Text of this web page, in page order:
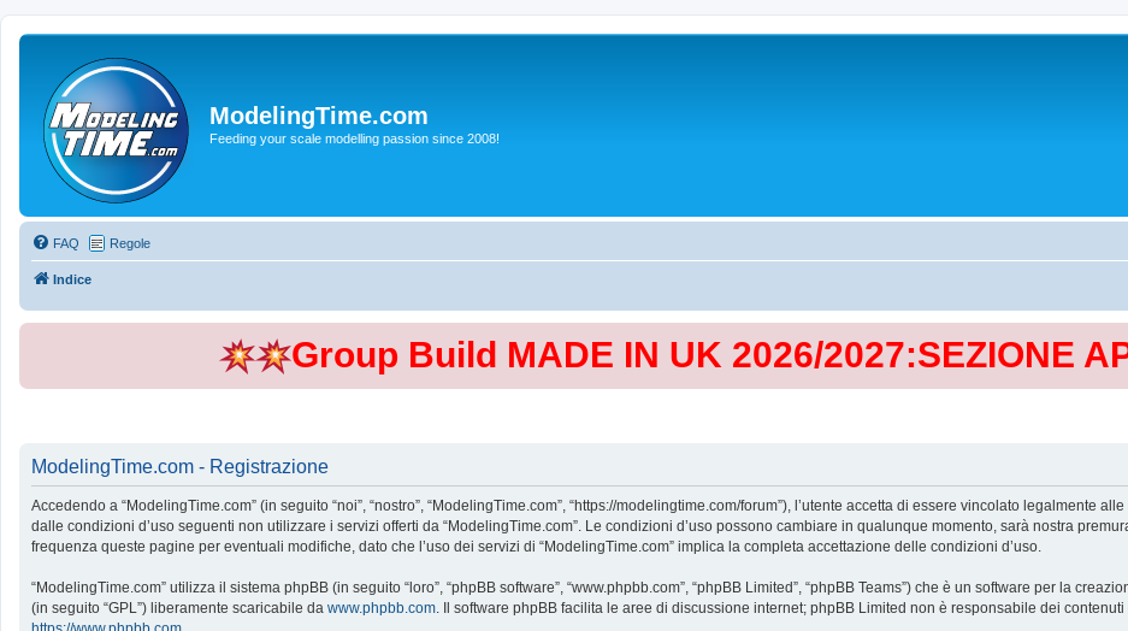
ModelingTime.com
Feeding your scale modelling passion since 2008!
FAQ Regole
Indice
Group Build MADE IN UK 2026/2027:SEZIONE
ModelingTime.com - Registrazione
Accedendo a “ModelingTime.com” (in seguito “noi”, “nostro”, “ModelingTime.com”, “https://modelingtime.com/forum”), l’utente accetta di essere vincolato legalmente
dalle condizioni d’uso seguenti non utilizzare i servizi offerti da “ModelingTime.com”. Le condizioni d’uso possono cambiare in qualunque momento, sarà nostra
frequenza queste pagine per eventuali modifiche, dato che l’uso dei servizi di “ModelingTime.com” implica la completa accettazione delle condizioni d’uso.
“ModelingTime.com” utilizza il sistema phpBB (in seguito “loro”, “phpBB software”, “www.phpbb.com”, “phpBB Limited”, “phpBB Teams”) che è un software per la
(in seguito “GPL”) liberamente scaricabile da www.phpbb.com . Il software phpBB facilita le aree di discussione internet; phpBB Limited non è responsabile dei